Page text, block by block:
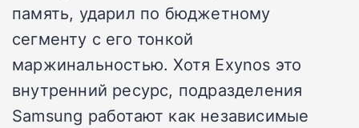
память, ударил по бюджетному
сегменту с его тонкой
маржинальностью. Хотя Exynos это
внутренний ресурс, подразделения
Samsung работают как независимые